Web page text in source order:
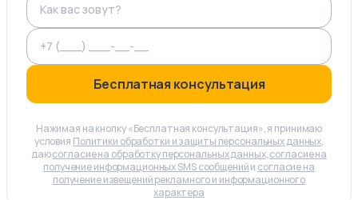
Бесплатная консультация
Нажимая на кнопку «Бесплатная консультация», я принимаю
условия Политики обработки и защиты персональных данных,
даюсогласие на обработку персональных данных,согласие на
получение информационных SMS сообщенийи согласие на
получение извещений рекламного и информационного
характера